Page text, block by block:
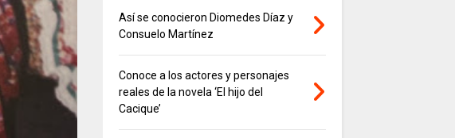
Así se conocieron Diomedes Díaz y
Consuelo Martínez
Conoce a los actores y personajes
reales de la novela ‘El hijo del
Cacique’